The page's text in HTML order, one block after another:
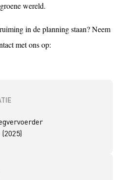
2 jaar
(2025)
wereld.
in de planning staan? Neem
met ons op: